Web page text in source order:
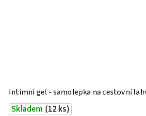
Intimní gel - samolepka na cestovní
Skladem (12 ks)